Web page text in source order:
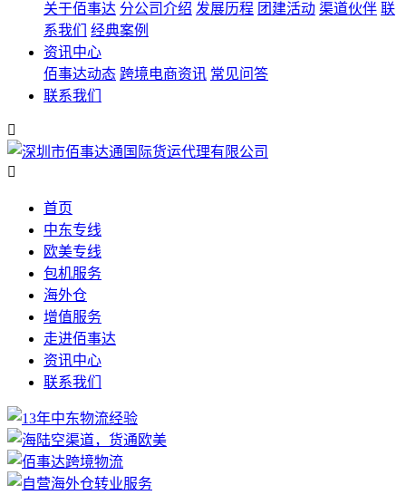
关于佰事达 分公司介绍 发展历程 团建活动 渠道伙伴 联
系我们
经典案例
资讯中心
佰事达动态 跨境电商资讯 常见问答
联系我们


首页
中东专线
欧美专线
包机服务
海外仓
增值服务
走进佰事达
资讯中心
联系我们